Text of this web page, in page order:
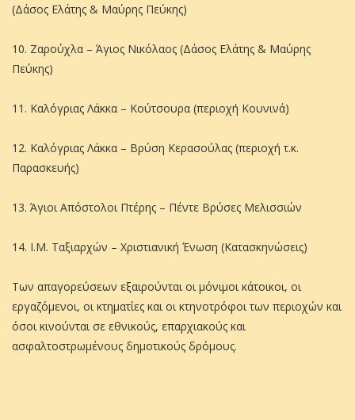
(Δάσος Ελάτης & Μαύρης Πεύκης)
10. Ζαρούχλα – Άγιος Νικόλαος (Δάσος Ελάτης & Μαύρης
Πεύκης)
11. Καλόγριας Λάκκα – Κούτσουρα (περιοχή Κουνινά)
12. Καλόγριας Λάκκα – Βρύση Κερασούλας (περιοχή τ.κ.
Παρασκευής)
13. Άγιοι Απόστολοι Πτέρης – Πέντε Βρύσες Μελισσιών
14. Ι.Μ. Ταξιαρχών – Χριστιανική Ένωση (Κατασκηνώσεις)
Των απαγορεύσεων εξαιρούνται οι μόνιμοι κάτοικοι, οι
εργαζόμενοι, οι κτηματίες και οι κτηνοτρόφοι των περιοχών και
όσοι κινούνται σε εθνικούς, επαρχιακούς και
ασφαλτοστρωμένους δημοτικούς δρόμους.